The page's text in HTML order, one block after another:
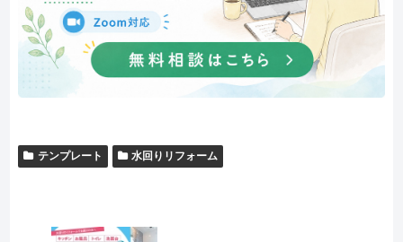
テンプレート 水回りリフォーム